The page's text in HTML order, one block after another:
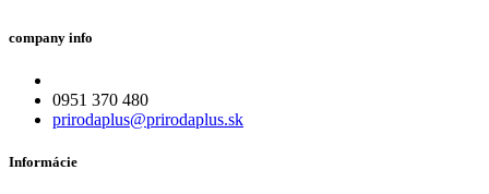
company info
0951 370 480
prirodaplus@prirodaplus.sk
Informácie